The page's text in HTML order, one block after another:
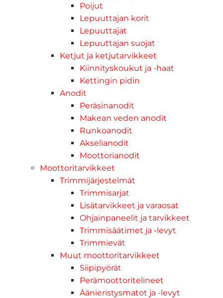
Poijut
Lepuuttajan korit
Lepuuttajat
Lepuuttajan suojat
Ketjut ja ketjutarvikkeet
Kiinnityskoukut ja -haat
Kettingin pidin
Anodit
Peräsinanodit
Makean veden anodit
Runkoanodit
Akselianodit
Moottorianodit
Moottoritarvikkeet
Trimmijärjestelmät
Trimmisarjat
Lisätarvikkeet ja varaosat
Ohjainpaneelit ja tarvikkeet
Trimmisäätimet ja -levyt
Trimmievät
Muut moottoritarvikkeet
Siipipyörät
Perämoottoritelineet
Äänieristysmatot ja -levyt